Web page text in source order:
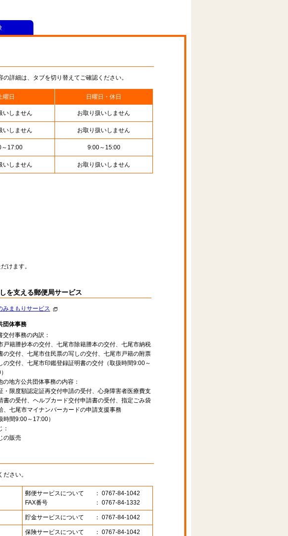
詳細は、タブを切り替えてご確認ください。
曜日 日曜日・休日
いしません お取り扱いしません
いしません お取り扱いしません
～17:00 9:00～15:00
いしません お取り扱いしません
けます。
を支える郵便局サービス
みまもりサービス
団体事務
交付事務の内訳：
戸籍謄抄本の交付、七尾市除籍謄本の交付、七尾市納税
の交付、七尾市住民票の写しの交付、七尾市戸籍の附票
の交付、七尾市印鑑登録証明書の交付（取扱時間9:00～
の地方公共団体事務の内容：
・限度額認定証再交付申請の受付、心身障害者医療費支
書の受付、ヘルプカード交付申請書の受付、指定ごみ袋
、七尾市マイナンバーカードの申請支援事務
時間9:00～17:00）
：
の販売
さい。
郵便サービスについて
： 0767-84-1042
FAX番号
： 0767-84-1332
貯金サービスについて ： 0767-84-1042
保険サービスについて ： 0767-84-1042